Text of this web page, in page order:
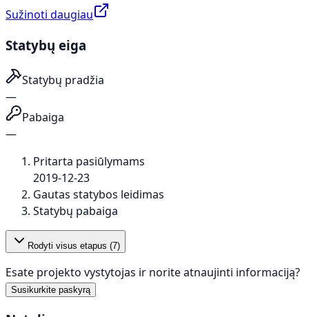
Sužinoti daugiau
Statybų eiga
Statybų pradžia
—
Pabaiga
—
Pritarta pasiūlymams
2019-12-23
Gautas statybos leidimas
Statybų pabaiga
Rodyti visus etapus (7)
Esate projekto vystytojas ir norite atnaujinti informaciją?
Susikurkite paskyrą